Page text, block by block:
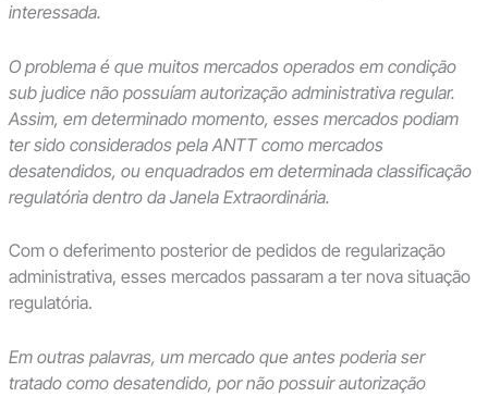
interessada.
O problema é que muitos mercados operados em condição
sub judice não possuíam autorização administrativa regular.
Assim, em determinado momento, esses mercados podiam
ter sido considerados pela ANTT como mercados
desatendidos, ou enquadrados em determinada classificação
regulatória dentro da Janela Extraordinária.
Com o deferimento posterior de pedidos de regularização
administrativa, esses mercados passaram a ter nova situação
regulatória.
Em outras palavras, um mercado que antes poderia ser
tratado como desatendido, por não possuir autorização